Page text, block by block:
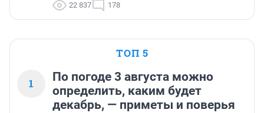
22 837 178
ТОП 5
1
По погоде 3 августа можно
определить, каким будет
декабрь, — приметы и поверья